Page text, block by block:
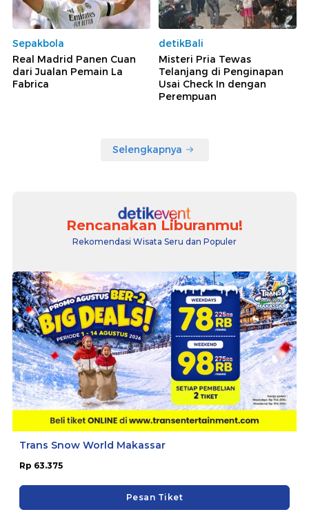
Sepakbola
Real Madrid Panen Cuan
dari Jualan Pemain La
Fabrica
detikBali
Misteri Pria Tewas
Telanjang di Penginapan
Usai Check In dengan
Perempuan
Selengkapnya
Rencanakan Liburanmu!
Rekomendasi Wisata Seru dan Populer
Trans Snow World Makassar
Rp 63.375
Pesan Tiket